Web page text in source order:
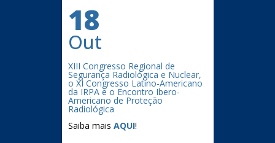
18
Out
XIII Congresso Regional de
Segurança Radiológica e Nuclear,
o XI Congresso Latino-Americano
da IRPA e o Encontro Ibero-
Americano de Proteção
Radiológica
Saiba mais AQUI!